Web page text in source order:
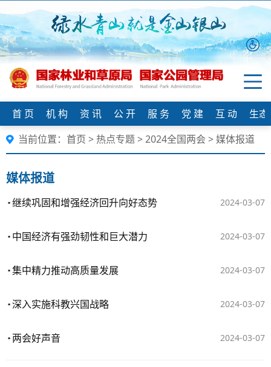
首 页 机 构 资 讯 公 开 服 务 党 建 互 动
生
当前位置： 首页 > 热点专题>2024全国两会 >媒体报道
媒体报道
2024-03-07
继续巩固和增强经济回升向好态势
2024-03-07
中国经济有强劲韧性和巨大潜力
2024-03-07
集中精力推动高质量发展
2024-03-07
深入实施科教兴国战略
2024-03-07
两会好声音